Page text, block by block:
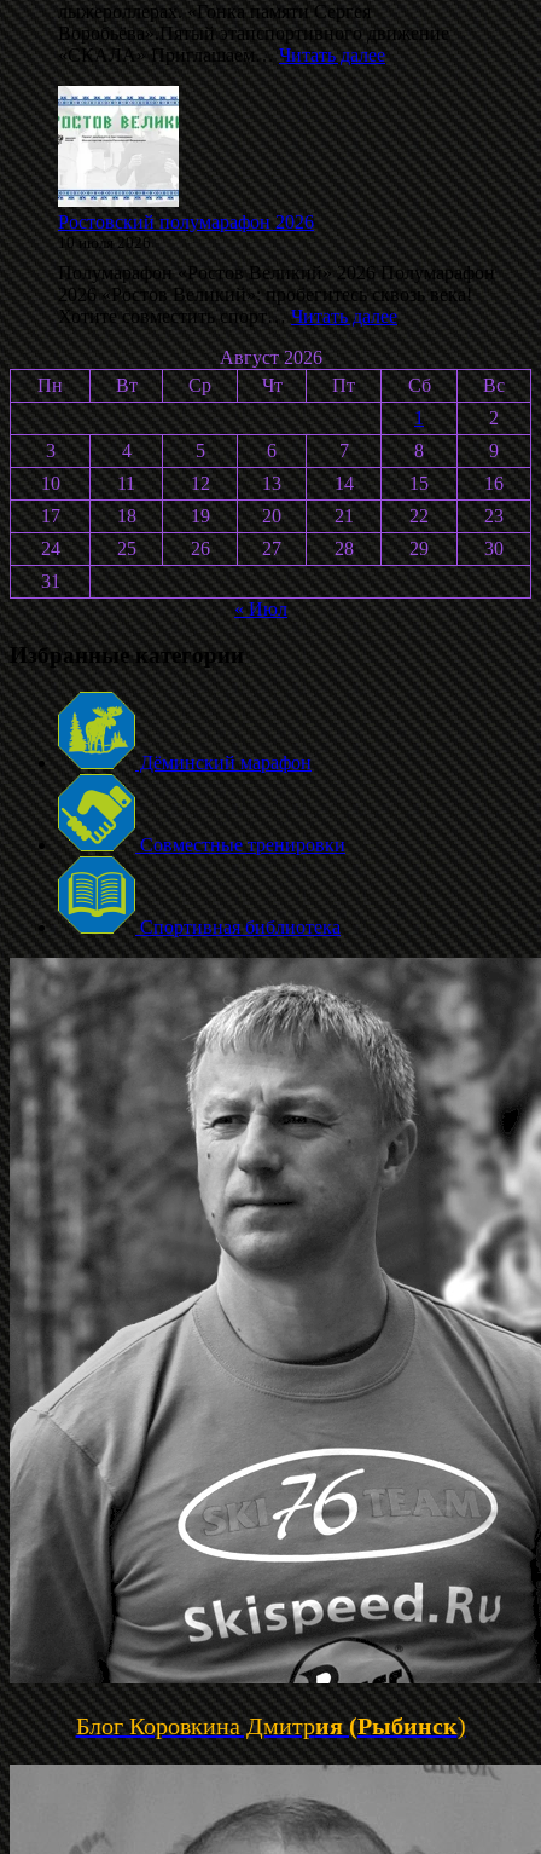
лыжероллерах. «Гонка памяти Сергея
Воробьёва».Пятый этапспортивного движение
«СКАЛА» Приглашаем…Читать далее:
Даблполлинг
на
лыжероллерах
памяти
С.
Воробьёва
2026
Ростовский полумарафон 2026
10 июля 2026
Полумарафон «Ростов Великий» 2026 Полумарафон
2026 «Ростов Великий»: пробегитесь сквозь века!
Хотите совместить спорт…Читать далее:
Ростовский
полумарафон
2026
Август 2026
Пн
Вт Ср Чт Пт Сб
Вс
1
2
3
4 5 6 7 8
9
10
11 12 13 14 15
16
17
18 19 20 21 22
23
24
25 26 27 28 29
30
31
« Июл
Избранные категории
Дёминский марафон
Совместные тренировки
Спортивная библиотека
Блог Коровкина Дмитрия (Рыбинск)